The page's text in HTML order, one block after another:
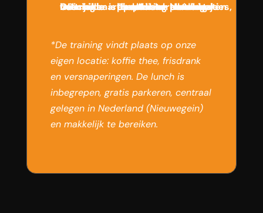
De trainer is ook na de training beschikbaar voor jullie OR De training bevat veel praktische tips, checklists en alles direct toepasbaarNa de training ontvang je alle presentaties, handboeken en ander materiaal
*De training vindt plaats op onze
eigen locatie: koffie thee, frisdrank
en versnaperingen. De lunch is
inbegrepen, gratis parkeren, centraal
gelegen in Nederland (Nieuwegein)
en makkelijk te bereiken.